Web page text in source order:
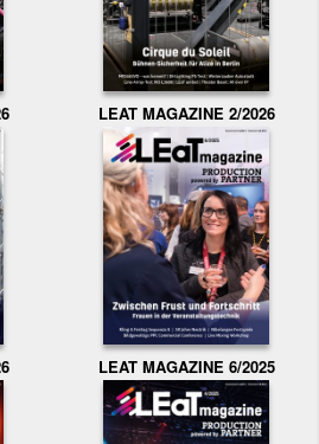
LEAT MAGAZINE 2/2026
LEAT MAGAZINE 6/2025